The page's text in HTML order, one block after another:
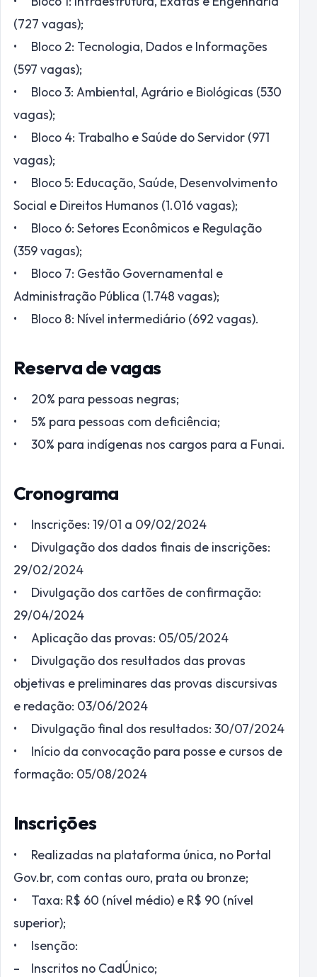
(727 vagas);
• Bloco 2: Tecnologia, Dados e Informações
(597 vagas);
• Bloco 3: Ambiental, Agrário e Biológicas (530
vagas);
• Bloco 4: Trabalho e Saúde do Servidor (971
vagas);
• Bloco 5: Educação, Saúde, Desenvolvimento
Social e Direitos Humanos (1.016 vagas);
• Bloco 6: Setores Econômicos e Regulação
(359 vagas);
• Bloco 7: Gestão Governamental e
Administração Pública (1.748 vagas);
• Bloco 8: Nível intermediário (692 vagas).
Reserva de vagas
• 20% para pessoas negras;
• 5% para pessoas com deficiência;
• 30% para indígenas nos cargos para a Funai.
Cronograma
• Inscrições: 19/01 a 09/02/2024
• Divulgação dos dados finais de inscrições:
29/02/2024
• Divulgação dos cartões de confirmação:
29/04/2024
• Aplicação das provas: 05/05/2024
• Divulgação dos resultados das provas
objetivas e preliminares das provas discursivas
e redação: 03/06/2024
• Divulgação final dos resultados: 30/07/2024
• Início da convocação para posse e cursos de
formação: 05/08/2024
Inscrições
• Realizadas na plataforma única, no Portal
Gov.br, com contas ouro, prata ou bronze;
• Taxa: R$ 60 (nível médio) e R$ 90 (nível
superior);
• Isenção:
– Inscritos no CadÚnico;